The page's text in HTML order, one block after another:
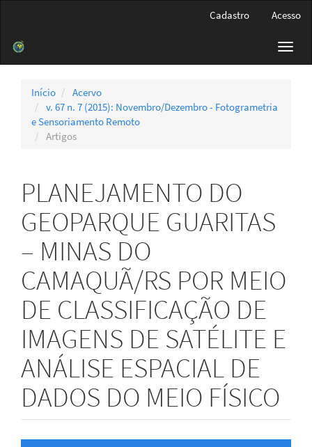
Barra
Cadastro Acesso
Início
Acervo
v. 67 n. 7 (2015): Novembro/Dezembro - Fotogrametria
e Sensoriamento Remoto
Artigos
PLANEJAMENTO DO
GEOPARQUE GUARITAS
– MINAS DO
CAMAQUÃ/RS POR MEIO
DE CLASSIFICAÇÃO DE
IMAGENS DE SATÉLITE E
ANÁLISE ESPACIAL DE
DADOS DO MEIO FÍSICO